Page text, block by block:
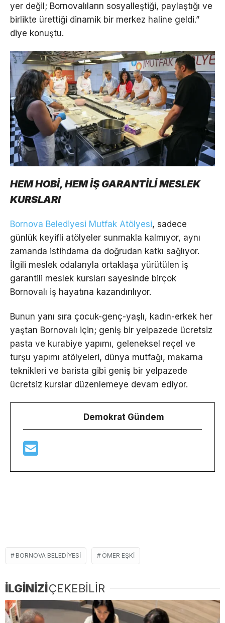
yer değil; Bornovalıların sosyalleştiği, paylaştığı ve
birlikte ürettiği dinamik bir merkez haline geldi.”
diye konuştu.
HEM HOBİ, HEM İŞ GARANTİLİ MESLEK
KURSLARI
Bornova Belediyesi Mutfak Atölyesi, sadece
günlük keyifli atölyeler sunmakla kalmıyor, aynı
zamanda istihdama da doğrudan katkı sağlıyor.
İlgili meslek odalarıyla ortaklaşa yürütülen iş
garantili meslek kursları sayesinde birçok
Bornovalı iş hayatına kazandırılıyor.
Bunun yanı sıra çocuk-genç-yaşlı, kadın-erkek her
yaştan Bornovalı için; geniş bir yelpazede ücretsiz
pasta ve kurabiye yapımı, geleneksel reçel ve
turşu yapımı atölyeleri, dünya mutfağı, makarna
teknikleri ve barista gibi geniş bir yelpazede
ücretsiz kurslar düzenlemeye devam ediyor.
Demokrat Gündem
BORNOVA BELEDIYESI ÖMER EŞKI
İLGİNİZİÇEKEBİLİR